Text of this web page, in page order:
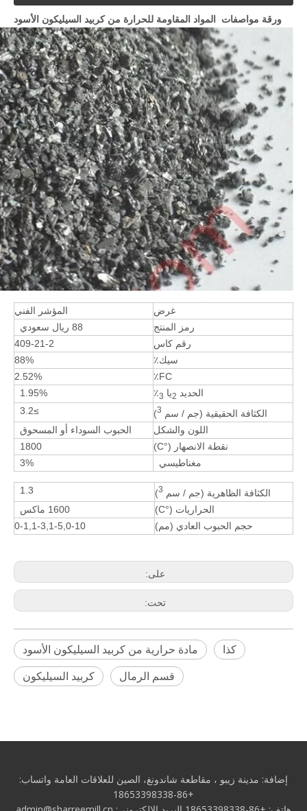
ورقة مواصفات المواد المقاومة للحرارة من كربيد السيليكون الأسود
غرض
المؤشر الفني
رمز المنتج
88 ريال سعودي
رقم كاس
409-21-2
سيك٪
88%
FC٪
2.52%
الحديد 2يا 3٪
1.95%
الكثافة الحقيقية (جم / سم
3
)
≥3.2
اللون والشكل
الحبوب السوداء أو المسحوق
نقطة الانصهار (°C)
1800
مغناطيسي
3%
الكثافة الظاهرية (جم / سم 3
)
1.3
الحراريات (°C)
1600 ماكس
حجم الحبوب العادي (مم)
0-1,1-3,1-5,0-10
على:
تحت:
مادة حرارية من كربيد السيليكون الأسود كذا
كربيد السيليكون قسم الرمال
إضافة: مدينة زيبو ، مقاطعة شاندونغ، الصين للعلاقات العامة واتساب:
+86-18653398338